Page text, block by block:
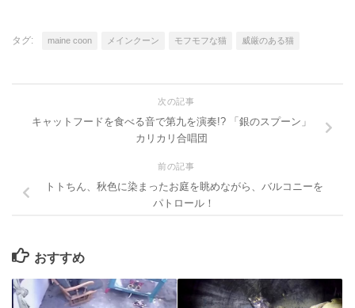
タグ: maine coon メインクーン モフモフな猫 威厳のある猫
次の記事
キャットフードを食べる音で第九を演奏!? 「銀のスプーン」
カリカリ合唱団
前の記事
トトちん、秋色に染まったお庭を眺めながら、バルコニーを
パトロール！
おすすめ